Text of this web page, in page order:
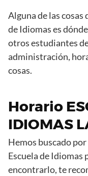
Alguna de las cosas
de Idiomas es
otros estudiantes
administración,
cosas.
Horario
IDIOMAS
Hemos buscado
Escuela de Idiomas
encontrarlo, te